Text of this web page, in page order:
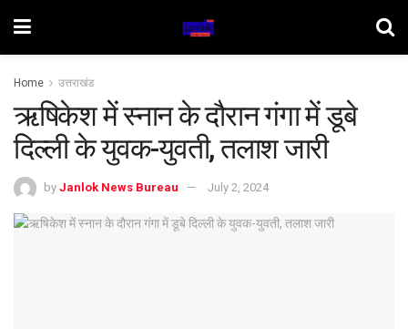
Home उत्तराखंड
ऋषिकेश में स्नान के दौरान गंगा में डूबे
दिल्ली के युवक-युवती, तलाश जारी
by Janlok News Bureau July 2, 2024